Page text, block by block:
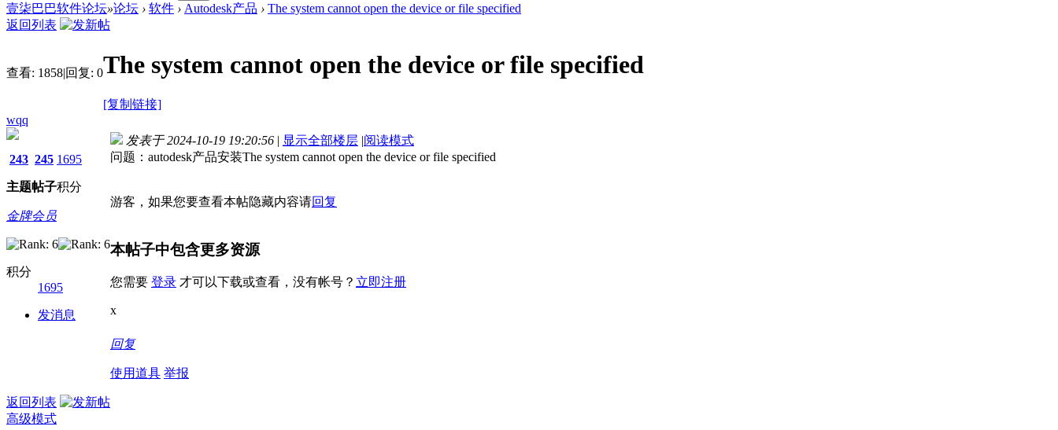
壹柒巴巴软件论坛»论坛 › 软件 › Autodesk产品 › The system cannot open the device or file specified
返回列表
查看: 1858|回复: 0The system cannot open the device or file specified
[复制链接]
wqq
243
主题
245
帖子
1695
积分
金牌会员
积分
1695
发消息
发表于 2024-10-19 19:20:56 | 显示全部楼层 |阅读模式
问题：autodesk产品安装The system cannot open the device or file specified
游客，如果您要查看本帖隐藏内容请回复
本帖子中包含更多资源
您需要 登录 才可以下载或查看，没有帐号？ 立即注册
x
回复
使用道具 举报
返回列表
高级模式